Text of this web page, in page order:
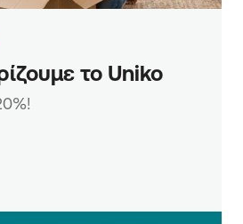
το Uniko